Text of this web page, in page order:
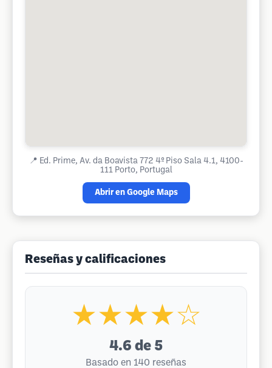
📍 Ed. Prime, Av. da Boavista 772 4º Piso Sala 4.1, 4100-
111 Porto, Portugal
Abrir en Google Maps
Reseñas y calificaciones
★★★★☆
4.6 de 5
Basado en 140 reseñas